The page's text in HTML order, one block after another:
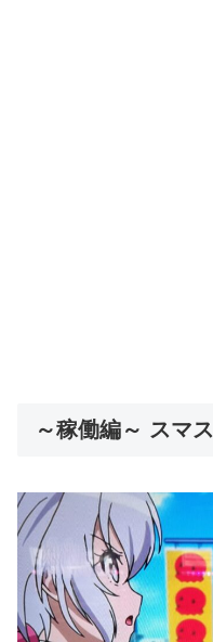
～稼働編～ スマ